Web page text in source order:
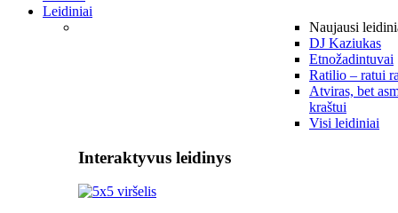
Leidiniai
Naujausi
DJ Kaziukas
Etnožadintuvai
Ratilio – ratui
Atviras, bet
kraštui
Visi leidiniai
Interaktyvus leidinys